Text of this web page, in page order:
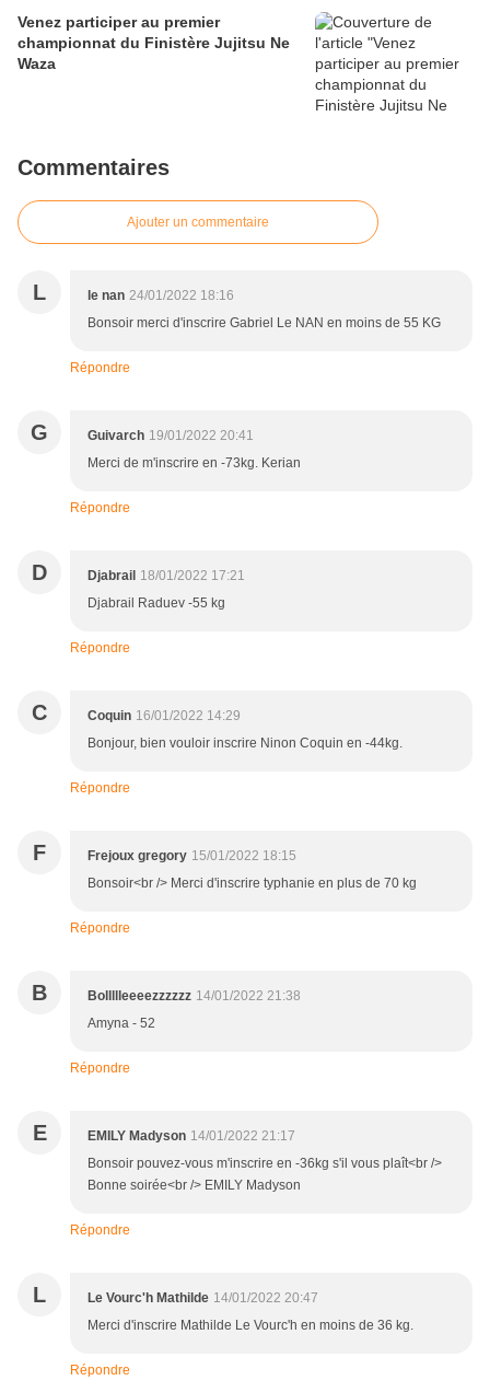
Venez participer au premier
championnat du Finistère Jujitsu Ne
Waza
Commentaires
Ajouter un commentaire
L le nan 24/01/2022 18:16
Bonsoir merci d'inscrire Gabriel Le NAN en moins de 55 KG
Répondre
G Guivarch 19/01/2022 20:41
Merci de m'inscrire en -73kg. Kerian
Répondre
D Djabrail 18/01/2022 17:21
Djabrail Raduev -55 kg
Répondre
C Coquin 16/01/2022 14:29
Bonjour, bien vouloir inscrire Ninon Coquin en -44kg.
Répondre
F Frejoux gregory 15/01/2022 18:15
Bonsoir<br /> Merci d'inscrire typhanie en plus de 70 kg
Répondre
B Bollllleeeezzzzzz 14/01/2022 21:38
Amyna - 52
Répondre
E EMILY Madyson 14/01/2022 21:17
Bonsoir pouvez-vous m'inscrire en -36kg s'il vous plaît<br />
Bonne soirée<br /> EMILY Madyson
Répondre
L Le Vourc'h Mathilde 14/01/2022 20:47
Merci d'inscrire Mathilde Le Vourc'h en moins de 36 kg.
Répondre